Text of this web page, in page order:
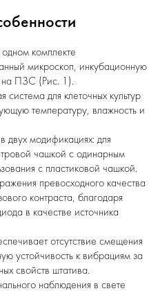
комплекте
микроскоп, инкубационную
на ПЗС (Рис. 1).
для клеточных культур
температуру, влажность и
двух модификациях: для
чашкой с одинарным
с пластиковой чашкой.
превосходного качества
контраста, благодаря
в качестве источника
отсутствие смещения
устойчивость к вибрациям за
свойств штатива.
наблюдения в свете